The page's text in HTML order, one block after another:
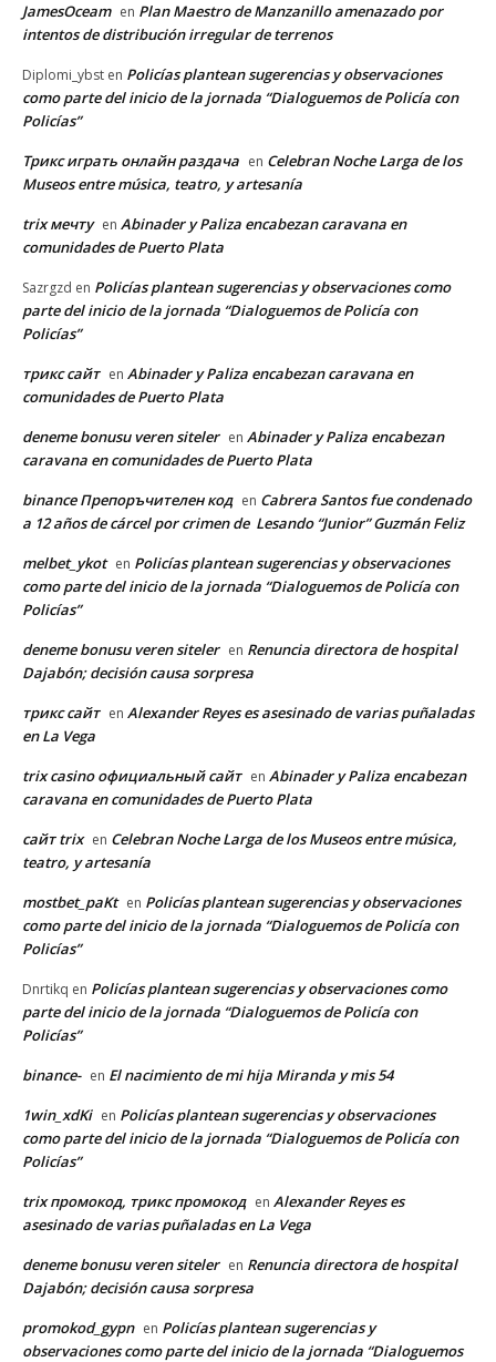
JamesOceam en Plan Maestro de Manzanillo amenazado por
intentos de distribución irregular de terrenos
Diplomi_ybst en Policías plantean sugerencias y observaciones
como parte del inicio de la jornada “Dialoguemos de Policía con
Policías”
Трикс играть онлайн раздача en Celebran Noche Larga de los
Museos entre música, teatro, y artesanía
trix мечту en Abinader y Paliza encabezan caravana en
comunidades de Puerto Plata
Sazrgzd en Policías plantean sugerencias y observaciones como
parte del inicio de la jornada “Dialoguemos de Policía con
Policías”
трикс сайт en Abinader y Paliza encabezan caravana en
comunidades de Puerto Plata
deneme bonusu veren siteler en Abinader y Paliza encabezan
caravana en comunidades de Puerto Plata
binance Препоръчителен код en Cabrera Santos fue condenado
a 12 años de cárcel por crimen de Lesando “Junior” Guzmán Feliz
melbet_ykot en Policías plantean sugerencias y observaciones
como parte del inicio de la jornada “Dialoguemos de Policía con
Policías”
deneme bonusu veren siteler en Renuncia directora de hospital
Dajabón; decisión causa sorpresa
трикс сайт en Alexander Reyes es asesinado de varias puñaladas
en La Vega
trix casino официальный сайт en Abinader y Paliza encabezan
caravana en comunidades de Puerto Plata
сайт trix en Celebran Noche Larga de los Museos entre música,
teatro, y artesanía
mostbet_paKt en Policías plantean sugerencias y observaciones
como parte del inicio de la jornada “Dialoguemos de Policía con
Policías”
Dnrtikq en Policías plantean sugerencias y observaciones como
parte del inicio de la jornada “Dialoguemos de Policía con
Policías”
binance- en El nacimiento de mi hija Miranda y mis 54
1win_xdKi en Policías plantean sugerencias y observaciones
como parte del inicio de la jornada “Dialoguemos de Policía con
Policías”
trix промокод, трикс промокод en Alexander Reyes es
asesinado de varias puñaladas en La Vega
deneme bonusu veren siteler en Renuncia directora de hospital
Dajabón; decisión causa sorpresa
promokod_gypn en Policías plantean sugerencias y
observaciones como parte del inicio de la jornada “Dialoguemos